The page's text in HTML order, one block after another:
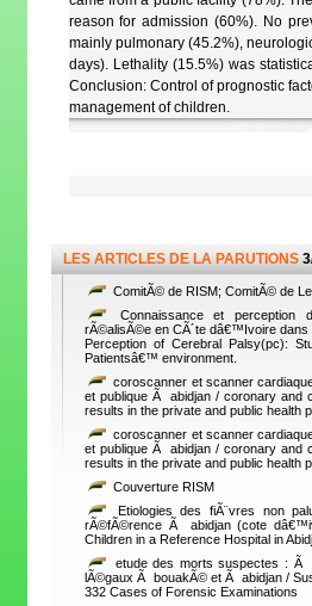
reason for admission (60%). No
mainly pulmonary (45.2%),
days). Lethality (15.5%) was
Conclusion: Control of prognostic
management of children.
LES ARTICLES DE LA PARUTIONS
ComitÃ© de RISM; ComitÃ© de
Connaissance et
rÃ©alisÃ©e en CÃ´te dâ€™Ivoire
Perception of Cerebral Palsy(pc):
Patientsâ€™ environment.
coroscanner et scanner
et publique Ã abidjan / coronary and
results in the private and public health
coroscanner et scanner
et publique Ã abidjan / coronary and
results in the private and public health
Couverture RISM
Etiologies des fiÃ¨vres non
rÃ©fÃ©rence Ã abidjan (cote
Children in a Reference Hospital in
etude des morts suspectes :
lÃ©gaux Ã bouakÃ© et Ã abidjan /
332 Cases of Forensic Examinations